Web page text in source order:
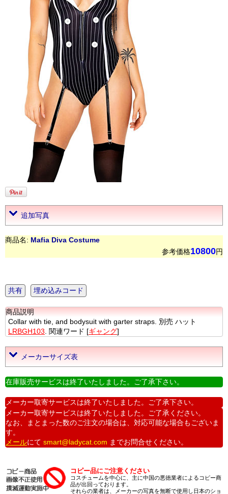
追加写真
商品名: Mafia Diva Costume
参考価格10800円
共有 埋め込みコード
商品説明
Collar with tie, and bodysuit with garter straps. 別売 ハット
LRBGH103 . 関連ワード [ギャング]
メーカーサイズ表
在庫販売サービスは終了いたしました。ご了承下さい。
メーカー取寄サービスは終了いたしました。ご了承下さい。
メーカー取寄サービスは終了いたしました。ご了承ください。
なお、まとまった数のご注文の場合は、対応可能な場合もございま
す。
メールにて smart@ladycat.com までお問合せください。
コピー品にご注意ください
コスチュームを中心に、主に中国の悪徳業者によるコピー商
品が出回っております。
それらの業者は、メーカーの写真を無断で使用し日本のショ